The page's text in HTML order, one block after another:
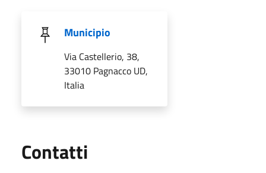
Municipio
Via Castellerio, 38,
33010 Pagnacco UD,
Italia
Contatti